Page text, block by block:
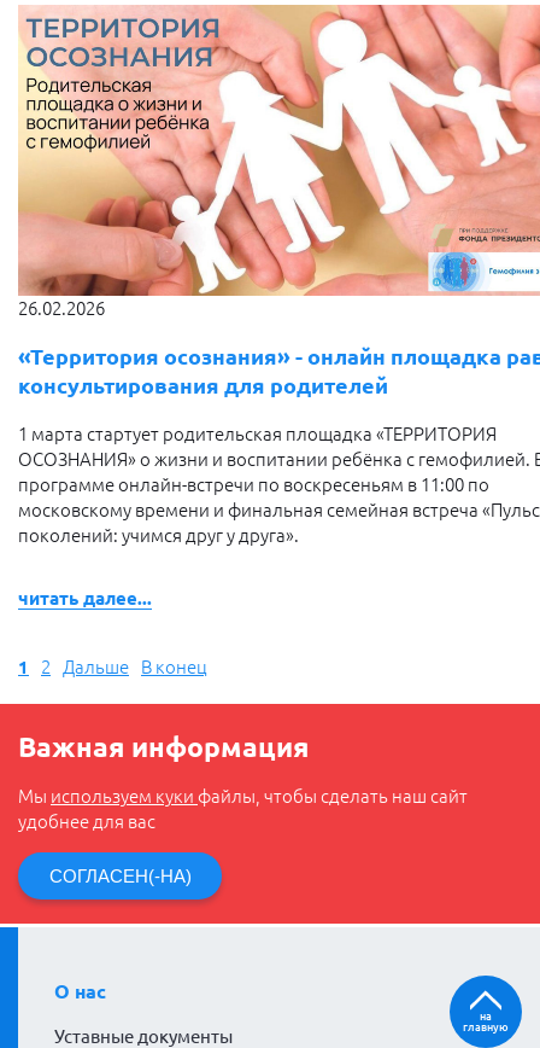
26.02.2026
«Территория осознания» - онлайн площадка
консультирования для родителей
1 марта стартует родительская площадка «ТЕРРИТОРИЯ
ОСОЗНАНИЯ» о жизни и воспитании ребёнка с гемофилией.
программе онлайн-встречи по воскресеньям в 11:00 по
московскому времени и финальная семейная встреча «Пульс
поколений: учимся друг у друга».
читать далее...
1 2 Дальше В конец
Важная информация
Мы используем куки файлы, чтобы сделать наш сайт
удобнее для вас
СОГЛАСЕН(-НА)
О нас
Уставные документы
на
главную